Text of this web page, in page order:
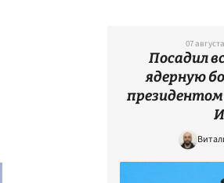
07
Посадил
ядерную